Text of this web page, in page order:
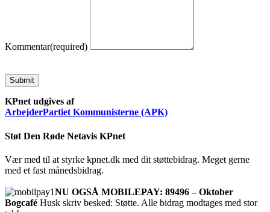
Kommentar(required)
Submit
KPnet udgives af
ArbejderPartiet Kommunisterne (APK)
Støt Den Røde Netavis KPnet
Vær med til at styrke kpnet.dk med dit støttebidrag. Meget gerne
med et fast månedsbidrag.
NU OGSÅ MOBILEPAY: 89496 – Oktober
Bogcafé Husk skriv besked: Støtte. Alle bidrag modtages med stor